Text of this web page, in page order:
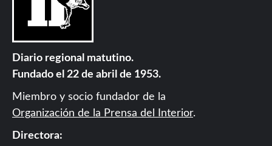
Diario regional matutino.
Fundado el 22 de abril de 1953.
Miembro y socio fundador de la
Organización de la Prensa del Interior.
Directora: